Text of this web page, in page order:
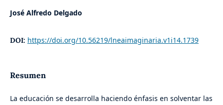
José Alfredo Delgado
DOI: https://doi.org/10.56219/lneaimaginaria.v1i14.1739
Resumen
La educación se desarrolla haciendo énfasis en solventar las